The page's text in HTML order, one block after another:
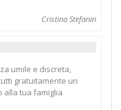
Cristina Stefanin
umile e discreta,
gratuitamente un
alla tua famiglia